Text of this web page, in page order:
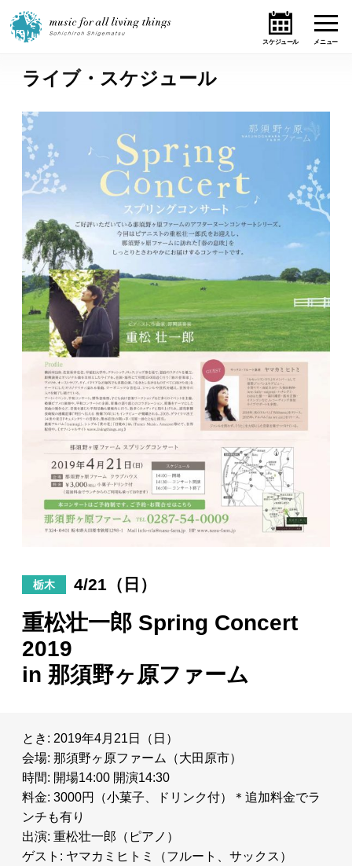
ホーム
テーマ
ライブ・スケジュール
作品
オンライン・ショップ
ギャラリー
日々のレポート
Specials
プロフィール
演奏依頼
ライブ・スケジュール
栃木 4/21（日）
重松壮一郎 Spring Concert
2019
in 那須野ヶ原ファーム
とき: 2019年4月21日（日）
会場: 那須野ヶ原ファーム（大田原市）
時間: 開場14:00 開演14:30
料金: 3000円（小菓子、ドリンク付）＊追加料金でラ
ンチも有り
出演: 重松壮一郎（ピアノ）
ゲスト: ヤマカミヒトミ（フルート、サックス）